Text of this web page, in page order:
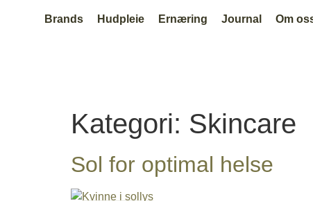
Brands Hudpleie Ernæring Journal Om
Kategori: Skincare
Sol for optimal helse